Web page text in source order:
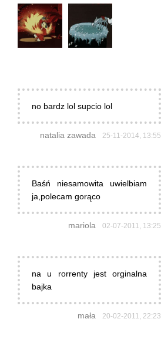
no bardz lol supcio lol
natalia zawada 25-11-2014, 13:55
Baśń niesamowita uwielbiam
ja,polecam gorąco
mariola 02-07-2011, 13:25
na u rorrenty jest orginalna
bajka
mała 20-02-2011, 22:23